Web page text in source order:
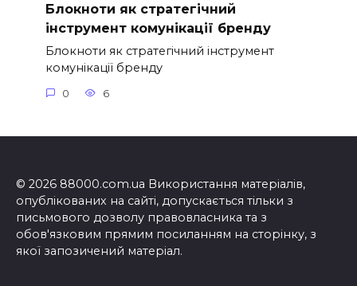
Блокноти як стратегічний
інструмент комунікації бренду
Блокноти як стратегічний інструмент
комунікації бренду
0 6
© 2026 88000.com.ua Використання матеріалів,
опублікованих на сайті, допускається тільки з
письмового дозволу правовласника та з
обов'язковим прямим посиланням на сторінку, з
якої запозичений матеріал.